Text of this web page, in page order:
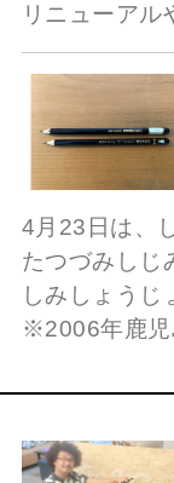
リニューアル
4月23日は、
たつづみしじ
しみしょうじ
※2006年鹿児